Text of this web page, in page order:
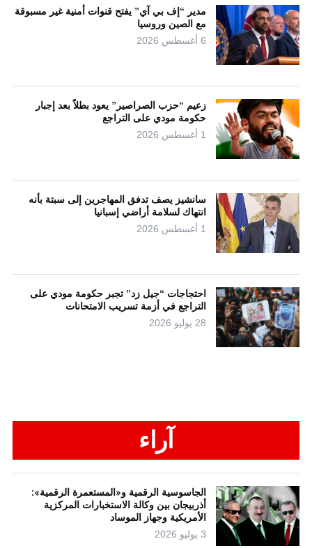
مدير “إف بي آي” يفتح قنوات أمنية غير مسبوقة
مع الصين وروسيا
6 أغسطس 2026
زعيم “حزب الصراصير” يعود بطلاً بعد إجبار
حكومة مودي على التراجع
1 أغسطس 2026
سانشيز يصف تدفق المهاجرين إلى سبتة بأنه
انتهاك لسلامة أراضي إسبانيا
1 أغسطس 2026
احتجاجات “جيل زد” تجبر حكومة مودي على
التراجع في أزمة تسريب الامتحانات
28 يوليو 2026
آراء
الجاسوسية الرقمية و«المستعمرة الرقمية»:
أذربيجان بين وكالة الاستخبارات المركزية
الأمريكية وجهاز الموساد
3 يوليو 2026